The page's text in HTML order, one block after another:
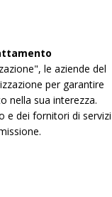
le aziende del
per garantire
nella sua interezza.
e dei fornitori di servizi